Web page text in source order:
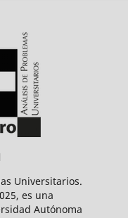
Universitarios.
es una
Autónoma